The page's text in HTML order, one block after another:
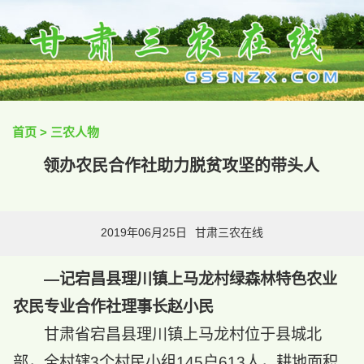
首页 > 三农人物
领办农民合作社助力脱贫攻坚的带头人
2019年06月25日 甘肃三农在线
—记宕昌县理川镇上马龙村绿森林特色农业
农民专业合作社理事长赵小民
甘肃省宕昌县理川镇上马龙村位于县城北